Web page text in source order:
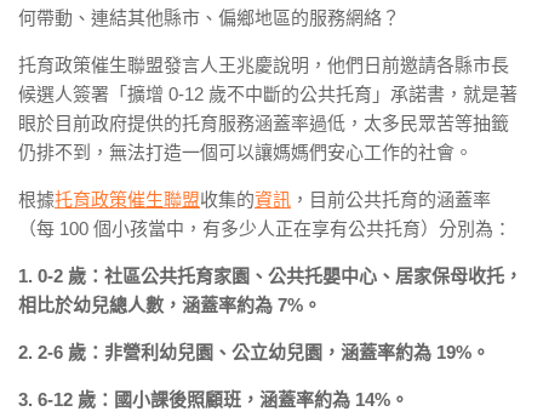
何帶動、連結其他縣市、偏鄉地區的服務網絡？
托育政策催生聯盟發言人王兆慶說明，他們日前邀請各縣市長
候選人簽署「擴增 0-12 歲不中斷的公共托育」承諾書，就是著
眼於目前政府提供的托育服務涵蓋率過低，太多民眾苦等抽籤
仍排不到，無法打造一個可以讓媽媽們安心工作的社會。
根據托育政策催生聯盟收集的資訊 ，目前公共托育的涵蓋率
（每 100 個小孩當中，有多少人正在享有公共托育）分別為：
1. 0-2 歲：社區公共托育家園、公共托嬰中心、居家保母收托，
相比於幼兒總人數，涵蓋率約為 7%。
2. 2-6 歲：非營利幼兒園、公立幼兒園，涵蓋率約為 19%。
3. 6-12 歲：國小課後照顧班，涵蓋率約為 14%。